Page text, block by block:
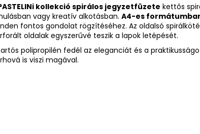
kollekció spirálos jegyzetfüzete kettős
vagy kreatív alkotásban. A4-es
fontos gondolat rögzítéséhez. Az oldalsó
oldalak egyszerűvé teszik a lapok letépését.
polipropilén fedél az eleganciát és a
is viszi magával.